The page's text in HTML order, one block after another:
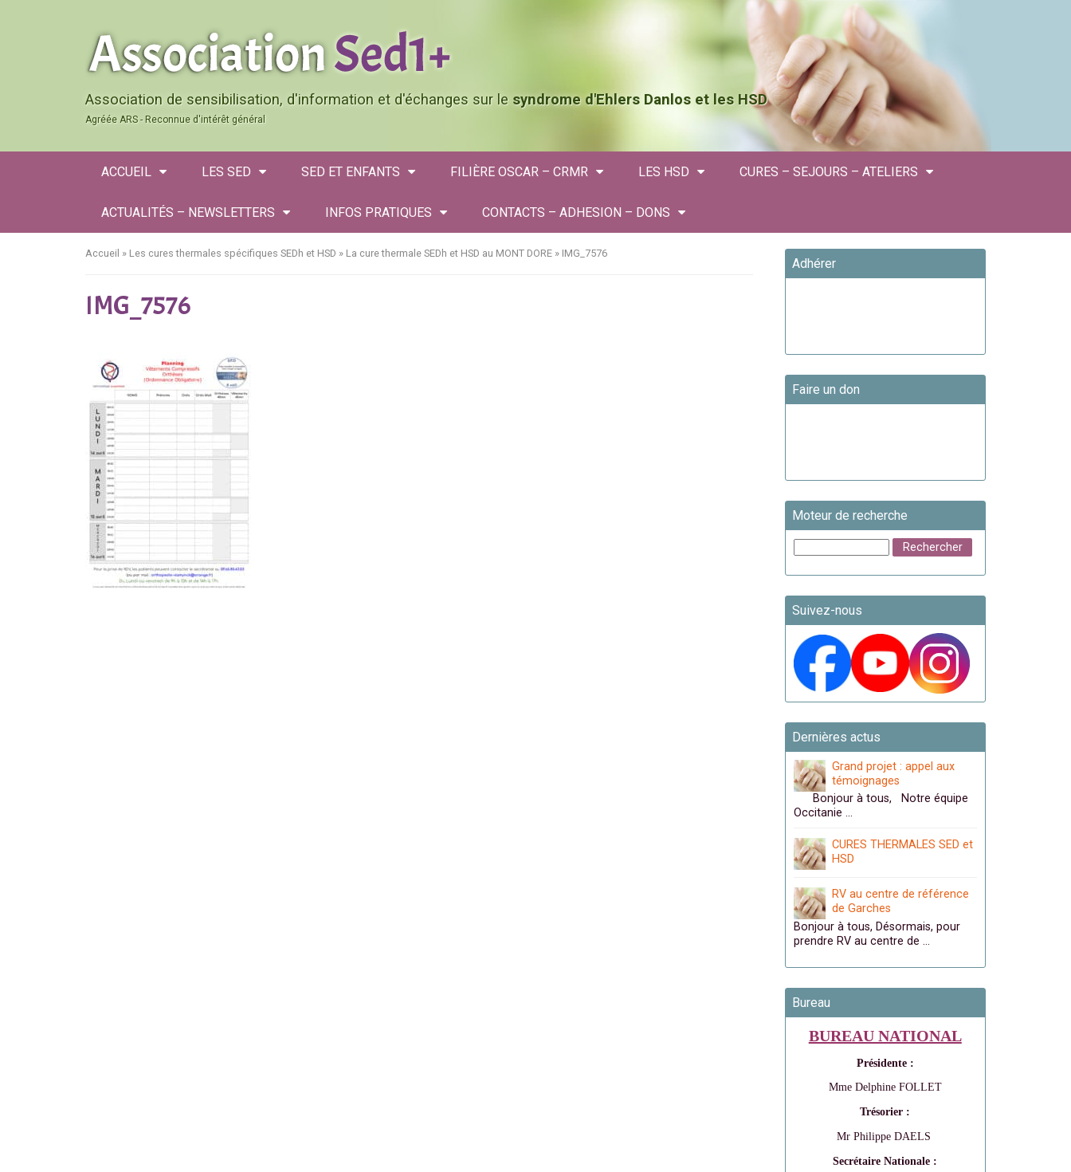
Association de sensibilisation, d'information et d'échanges sur le syndrome d'Ehlers Danlos et les HSD
Agréée ARS - Reconnue d'intérêt général
ACCUEIL LES SED SED ET ENFANTS FILIÈRE OSCAR – CRMR LES HSD CURES – SEJOURS – ATELIERS
ACTUALITÉS – NEWSLETTERS INFOS PRATIQUES CONTACTS – ADHESION – DONS
Accueil » Les cures thermales spécifiques SEDh et HSD » La cure thermale SEDh et HSD au MONT DORE » IMG_7576
IMG_7576
Adhérer
Faire un don
Moteur de recherche
Suivez-nous
Dernières actus
Grand projet : appel aux
témoignages
Bonjour à tous, Notre équipe
Occitanie …
CURES THERMALES SED et
HSD
RV au centre de référence
de Garches
Bonjour à tous, Désormais, pour
prendre RV au centre de …
Bureau
BUREAU NATIONAL
Présidente :
Mme Delphine FOLLET
Trésorier :
Mr Philippe DAELS
Secrétaire Nationale :